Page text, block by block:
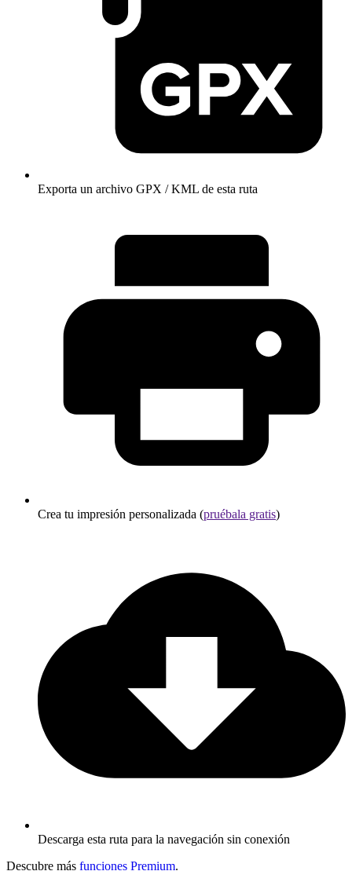
Exporta un archivo GPX / KML de esta ruta
Crea tu impresión personalizada (pruébala gratis)
Descarga esta ruta para la navegación sin conexión
Descubre más funciones Premium.